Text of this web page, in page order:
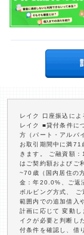
レイク 口座振込によ
レイク ■貸付条件に
方（パート・アルバ
お取引期間中に満71
きます。 ご融資額
はご契約額およびご
~70歳（国内居住の
金：年20.0%、ご返
ボルビング方式、
範囲内での追加借入
計画に応じて 変動し
イクが必要と判断し
付条件を確認し、借